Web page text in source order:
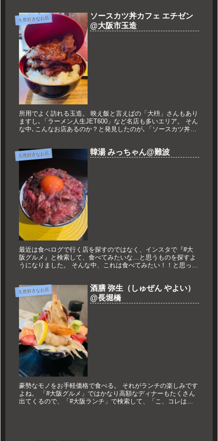
久世好きなお店
ソースカツ丼カフェ エチゼン
@大阪市玉造
所用でよく訪れる玉造。 映え飯と言えばの「大枡」さんもあり
ますし､「ラーメン人生JET600」など名店も多いエリア。 そん
な中､こんなお店あるのか？と発見したのが､「ソースカツ丼カ
久世好きなお店 韓湯 みっちゃん@難波
最近は食べログで行く店を探すのではなく、インスタで『#大
阪グルメ』と検索して、食べてみたいな…と思うものを探すよ
うになりました。 そんな中、これは食べてみたい！！と思った
久世好きなお店
酒膳 弥生（しゅぜん やよい）
@長堀橋
豪勢なモノをお手軽価格で食べる。 それがランチの楽しみです
よね。 「#大阪グルメ」ではかなり高額なディナーもたくさん
出てくるので、「#大阪ランチ」で検索して、「こ、コレは早